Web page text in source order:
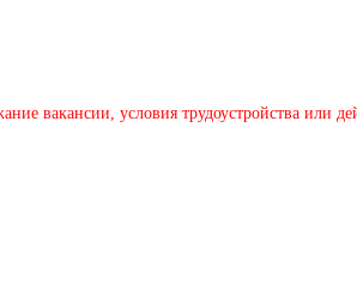
вакансии, условия трудоустройства или